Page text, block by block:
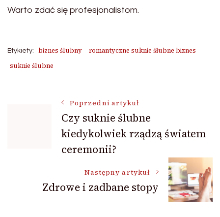
Warto zdać się profesjonalistom.
Etykiety: biznes ślubny
romantyczne suknie śłubne biznes
suknie ślubne
Nawigacja
wpisu
Poprzedni artykuł
Czy suknie ślubne
kiedykolwiek rządzą światem
ceremonii?
Następny artykuł
Zdrowe i zadbane stopy